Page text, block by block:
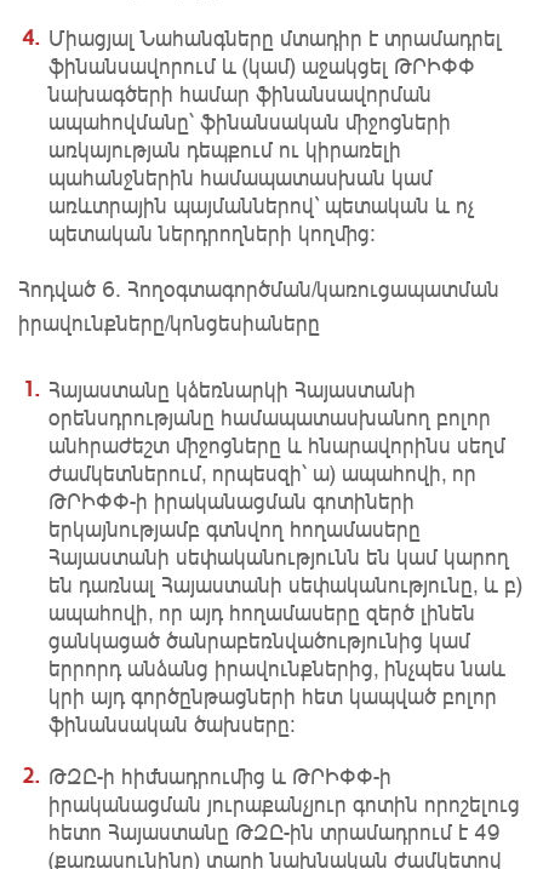
Միացյալ Նահանգները մտադիր է տրամադրել
ֆինանսավորում և (կամ) աջակցել ԹՐԻՓՓ
նախագծերի համար ֆինանսավորման
ապահովմանը՝ ֆինանսական միջոցների
առկայության դեպքում ու կիրառելի
պահանջներին համապատասխան կամ
առևտրային պայմաններով` պետական և ոչ
պետական ներդրողների կողմից։
Հոդված 6. Հողօգտագործման/կառուցապատման
իրավունքները/կոնցեսիաները
Հայաստանը կձեռնարկի Հայաստանի
օրենսդրությանը համապատասխանող բոլոր
անհրաժեշտ միջոցները և հնարավորինս սեղմ
ժամկետներում, որպեսզի՝ ա) ապահովի, որ
ԹՐԻՓՓ-ի իրականացման գոտիների
երկայնությամբ գտնվող հողամասերը
Հայաստանի սեփականությունն են կամ կարող
են դառնալ Հայաստանի սեփականությունը, և բ)
ապահովի, որ այդ հողամասերը զերծ լինեն
ցանկացած ծանրաբեռնվածությունից կամ
երրորդ անձանց իրավունքներից, ինչպես նաև
կրի այդ գործընթացների հետ կապված բոլոր
ֆինանսական ծախսերը։
ԹԶԸ-ի հիմնադրումից և ԹՐԻՓՓ-ի
իրականացման յուրաքանչյուր գոտին որոշելուց
հետո Հայաստանը ԹԶԸ-ին տրամադրում է 49
(քառասունինը) տարի նախնական ժամկետով